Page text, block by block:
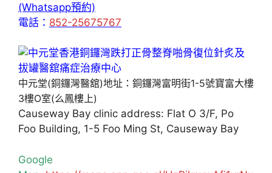
(Whatsapp預約)
電話： 852-25675767
中元堂(銅鑼灣醫舘)地址：銅鑼灣富明街1-5號寶富大樓
3樓O室(么鳳樓上)
Causeway Bay clinic address: Flat O 3/F, Po
Foo Building, 1-5 Foo Ming St, Causeway Bay
Google